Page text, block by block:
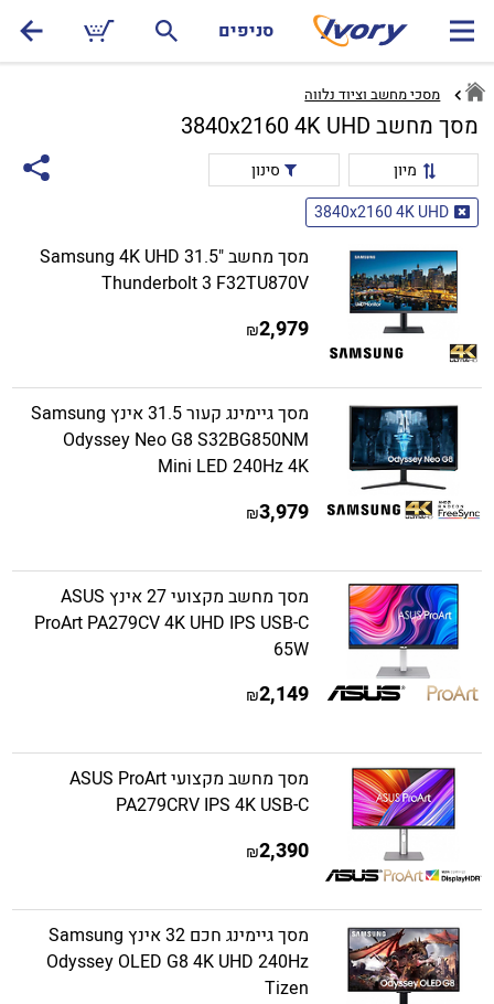
סניפים
מסכי מחשב וציוד נלווה
מסך מחשב 3840x2160 4K UHD
מיון
סינון
3840x2160 4K UHD
מסך מחשב "31.5 Samsung 4K UHD
Thunderbolt 3 F32TU870V
2,979
₪
מסך גיימינג קעור 31.5 אינץ Samsung
Odyssey Neo G8 S32BG850NM
Mini LED 240Hz 4K
3,979
₪
מסך מחשב מקצועי 27 אינץ ASUS
ProArt PA279CV 4K UHD IPS USB-C
65W
2,149
₪
מסך מחשב מקצועי ASUS ProArt
PA279CRV IPS 4K USB-C
2,390
₪
מסך גיימינג חכם 32 אינץ Samsung
Odyssey OLED G8 4K UHD 240Hz
Tizen